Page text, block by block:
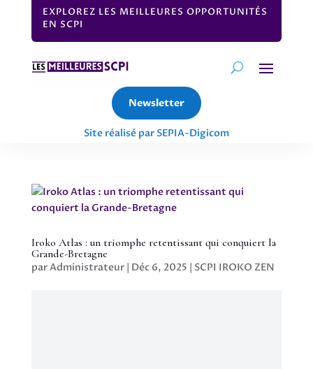
EXPLOREZ LES MEILLEURES OPPORTUNITÉS
EN SCPI
Newsletter
Site réalisé par SEPIA-Digicom
Iroko Atlas : un triomphe retentissant qui conquiert la
Grande-Bretagne
parAdministrateur| Déc 6, 2025 | SCPI IROKO ZEN